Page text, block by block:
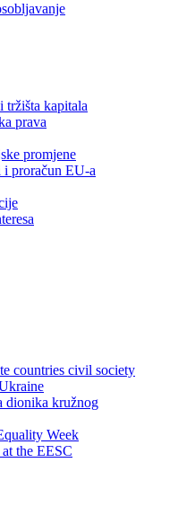
tržišta kapitala
prava
promjene
proračun EU-a
countries civil society
dionika kružnog
Week
the EESC